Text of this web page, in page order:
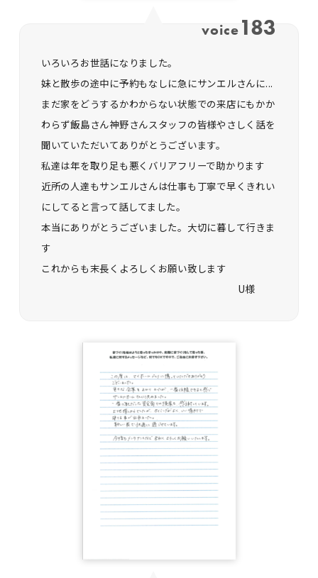
voice 183
いろいろお世話になりました。
妹と散歩の途中に予約もなしに急にサンエルさんに...
まだ家をどうするかわからない状態での来店にもかか
わらず飯島さん神野さんスタッフの皆様やさしく話を
聞いていただいてありがとうございます。
私達は年を取り足も悪くバリアフリーで助かります
近所の人達もサンエルさんは仕事も丁寧で早くきれい
にしてると言って話してました。
本当にありがとうございました。大切に暮して行きま
す
これからも末長くよろしくお願い致します
U様